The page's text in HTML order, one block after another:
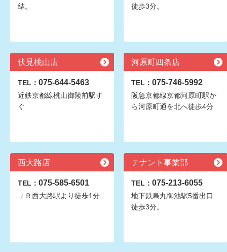
結。
徒歩3分。
伏見桃山店
TEL： 075-644-5463
近鉄京都線桃山御陵前駅す
ぐ
河原町四条店
TEL： 075-746-5992
阪急京都線京都河原町駅か
ら河原町通を北へ徒歩4分
西大路店
TEL： 075-585-6501
ＪＲ西大路駅より徒歩1分
テナント事業部
TEL： 075-213-6055
地下鉄烏丸御池駅5番出口
徒歩3分。